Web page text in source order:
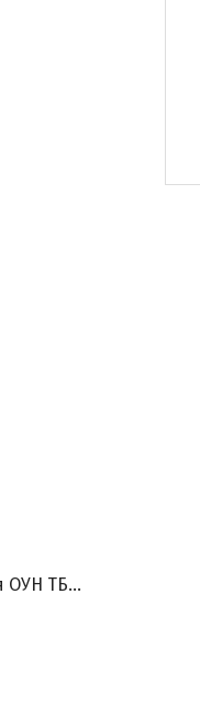
ОУН ТБ...